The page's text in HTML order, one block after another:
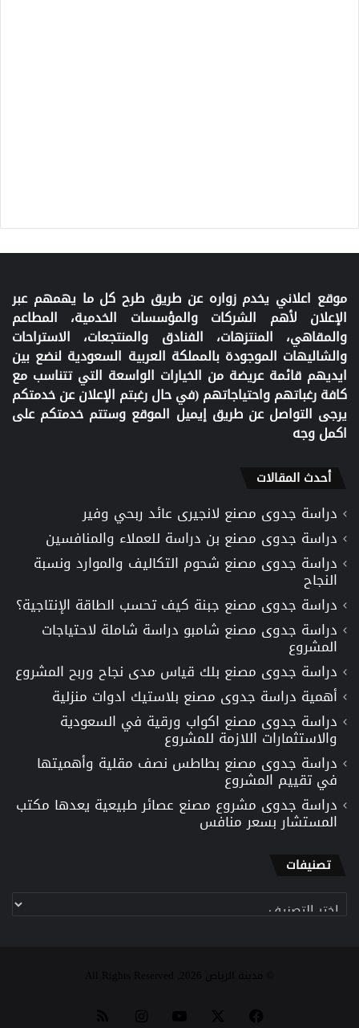
موقع اعلاني يخدم زواره عن طريق طرح كل ما يهمهم عبر
الإعلان لأهم الشركات والمؤسسات الخدمية، المطاعم
والمقاهي، المنتزهات، الفنادق والمنتجعات، الاستراحات
والشاليهات الموجودة بالمملكة العربية السعودية لنضع بين
ايديهم قائمة عريضة من الخيارات الواسعة التي تتناسب مع
كافة رغباتهم واحتياجاتهم (في حال رغبتم الإعلان عن خدمتكم
يرجى التواصل عن طريق إيميل الموقع وستتم خدمتكم على
اكمل وجه
أحدث المقالات
دراسة جدوى مصنع لانجيرى عائد ربحي وفير
دراسة جدوى مصنع بن دراسة للعملاء والمنافسين
دراسة جدوى مصنع شحوم التكاليف والموارد ونسبة
النجاح
دراسة جدوى مصنع جبنة كيف تحسب الطاقة الإنتاجية؟
دراسة جدوى مصنع شامبو دراسة شاملة لاحتياجات
المشروع
دراسة جدوى مصنع بلك قياس مدى نجاح وربح المشروع
أهمية دراسة جدوى مصنع بلاستيك ادوات منزلية
دراسة جدوى مصنع اكواب ورقية في السعودية
والاستثمارات اللازمة للمشروع
دراسة جدوى مصنع بطاطس نصف مقلية وأهميتها
في تقييم المشروع
دراسة جدوى مشروع مصنع عصائر طبيعية يعدها مكتب
المستشار بسعر منافس
تصنيفات
تصنيفات
© مدينة الرياض 2026, All Rights Reserved
فيسبوك ‫YouTube انستقرام